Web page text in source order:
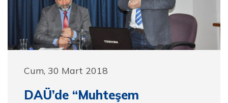
Cum, 30 Mart 2018
DAÜ’de “Muhteşem